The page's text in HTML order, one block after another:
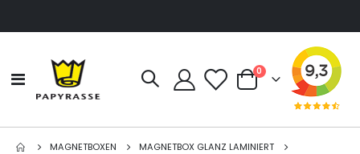
Navigation
umschalten
Cart
0Artikel
MAGNETBOXEN
MAGNETBOX GLANZ LAMINIERT